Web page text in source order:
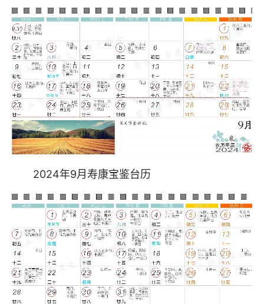
2024年9月寿康宝鉴台历